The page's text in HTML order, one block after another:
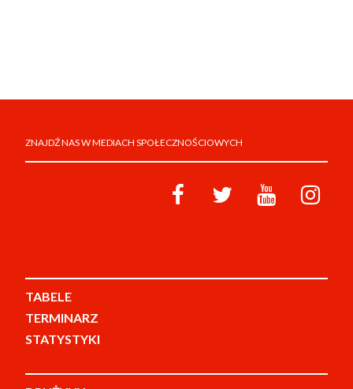
ZNAJDŹ NAS W MEDIACH SPOŁECZNOŚCIOWYCH
TABELE
TERMINARZ
STATYSTYKI